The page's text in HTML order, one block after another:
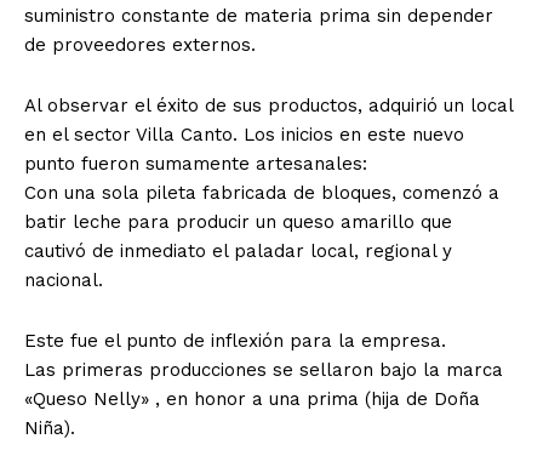
suministro constante de materia prima sin depender
de proveedores externos.
​Al observar el éxito de sus productos, adquirió un local
en el sector Villa Canto. Los inicios en este nuevo
punto fueron sumamente artesanales:
​Con una sola pileta fabricada de bloques, comenzó a
batir leche para producir un queso amarillo que
cautivó de inmediato el paladar local, regional y
nacional.
Este fue el punto de inflexión para la empresa.
​Las primeras producciones se sellaron bajo la marca
«Queso Nelly» , en honor a una prima (hija de Doña
Niña).